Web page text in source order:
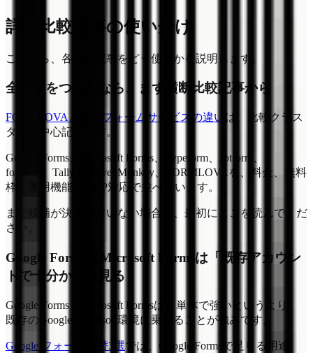
詳細比較記事の使い分け
ここから、各詳細記事をどう使うかを説明します。
全体像をつかむなら、まず横断比較記事から
FORMLOVAと主要フォームサービスの違い は、比較クラス
ターの中心記事です。
Google Forms、Microsoft Forms、Typeform、Jotform、
formrun、Tally、SurveyMonkey、FORMLOVAを、料金、無料
枠、運用機能、MCP対応で並べています。
まだ候補が決まっていない場合は、最初にここを読んでくだ
さい。
Google FormsとMicrosoft Formsは「既存アカウン
トで十分か」を見る
Google FormsとMicrosoft Formsは、単体で強いというより、
既存のGoogle/Microsoft環境に乗れることが強みです。
Google フォーム代替3選では、Google Formsで足りる用途